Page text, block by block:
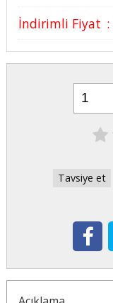
İndirimli Fiyat :
Tavsiye et